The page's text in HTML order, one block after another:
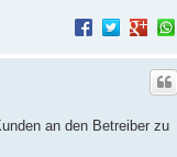
an den Betreiber zu